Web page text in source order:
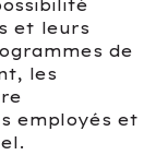
et leurs
de
les
employés et